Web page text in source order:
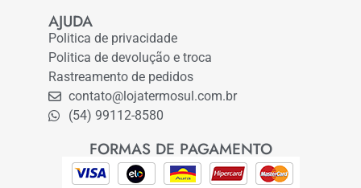
AJUDA
Politica de privacidade
Politica de devolução e troca
Rastreamento de pedidos
contato@lojatermosul.com.br
(54) 99112-8580
FORMAS DE PAGAMENTO